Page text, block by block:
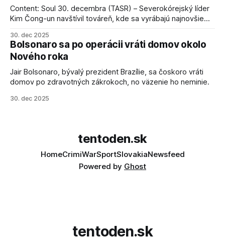
Content: Soul 30. decembra (TASR) – Severokórejský líder
Kim Čong-un navštívil továreň, kde sa vyrábajú najnovšie
schopnosti. Informovali o tom štátne médiá KĽDR, na ktoré
sa odvoláva agentúra AFP.
30. dec 2025
Bolsonaro sa po operácii vráti domov okolo
Nového roka
Jair Bolsonaro, bývalý prezident Brazílie, sa čoskoro vráti
domov po zdravotných zákrokoch, no väzenie ho neminie.
30. dec 2025
tentoden.sk
HomeCrimiWarSportSlovakiaNewsfeed
Powered by Ghost
tentoden.sk